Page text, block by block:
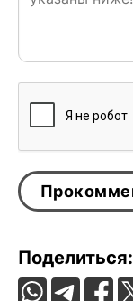
Поделиться: